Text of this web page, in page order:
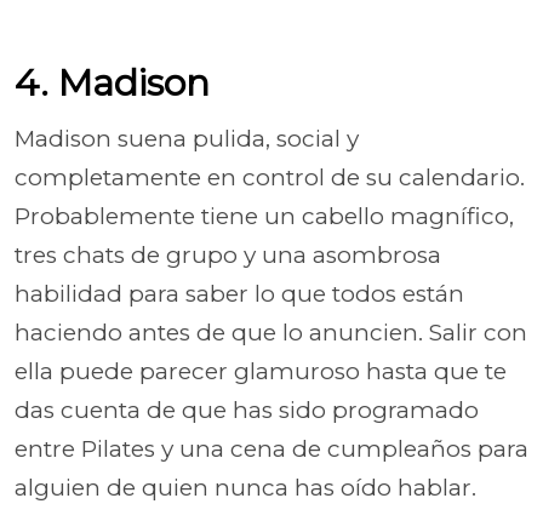
4. Madison
Madison suena pulida, social y
completamente en control de su calendario.
Probablemente tiene un cabello magnífico,
tres chats de grupo y una asombrosa
habilidad para saber lo que todos están
haciendo antes de que lo anuncien. Salir con
ella puede parecer glamuroso hasta que te
das cuenta de que has sido programado
entre Pilates y una cena de cumpleaños para
alguien de quien nunca has oído hablar.